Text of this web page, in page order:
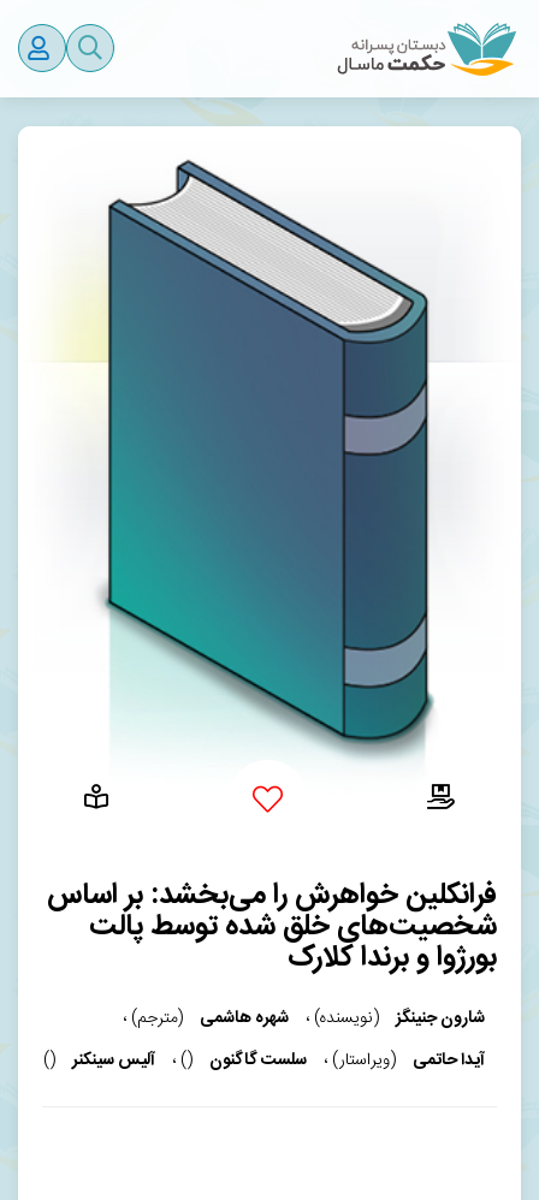
فرانکلین خواهرش را می‌بخشد: بر اساس
شخصیت‌های خلق شده توسط پالت
بورژوا و برندا کلارک
شارون جنینگز (نویسنده) ، شهره هاشمی (مترجم) ،
آیدا حاتمی
(ویراستار) ، سلست گاگنون () ، آلیس سینکنر ()